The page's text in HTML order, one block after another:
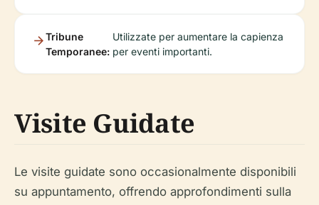
Tribune
Temporanee:
Utilizzate per aumentare la capienza
per eventi importanti.
Visite Guidate
Le visite guidate sono occasionalmente disponibili
su appuntamento, offrendo approfondimenti sulla